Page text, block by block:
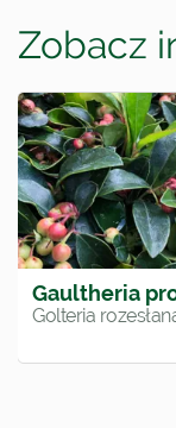
Zobacz
Gaultheria
Golteria